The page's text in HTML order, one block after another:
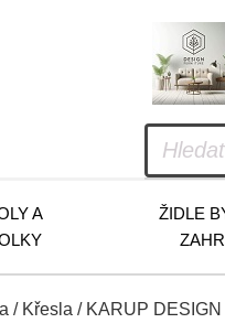
A
ŽIDLE
/ Křesla / KARUP